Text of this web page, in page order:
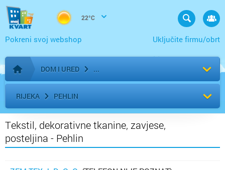
22°C
Uključite firmu/obrt
Pokreni svoj webshop
Početna stranica
DOM I URED
RIJEKA PEHLIN
Tekstil, dekorativne tkanine, zavjese,
posteljina - Pehlin